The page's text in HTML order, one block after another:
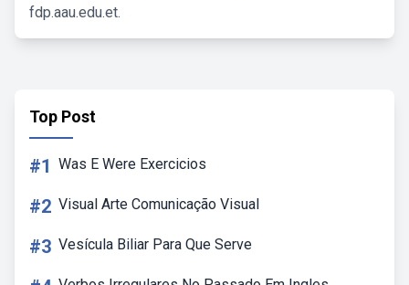
fdp.aau.edu.et.
Top Post
#1 Was E Were Exercicios
#2 Visual Arte Comunicação Visual
#3 Vesícula Biliar Para Que Serve